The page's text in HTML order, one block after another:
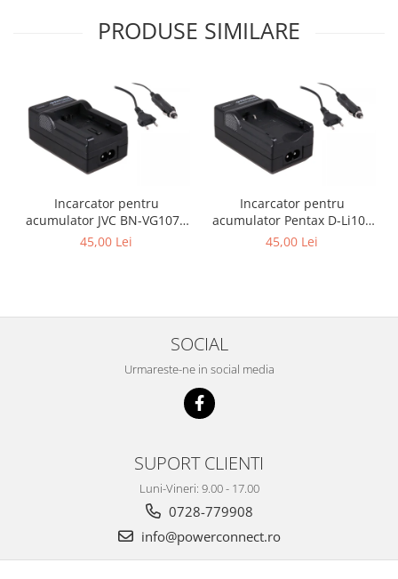
Telefoane mobile
Telefoane mobile
Custi aparate foto-video
Incarcatoare auto
Telefoane mobile
PRODUSE SIMILARE
Incarcator pentru
acumulator JVC BN-VG107e
Patona
45,00 Lei
Incarcator pentru
acumulator Pentax D-Li109
Patona
45,00 Lei
SOCIAL
Urmareste-ne in social media
SUPORT CLIENTI
Luni-Vineri: 9.00 - 17.00
0728-779908
info@powerconnect.ro